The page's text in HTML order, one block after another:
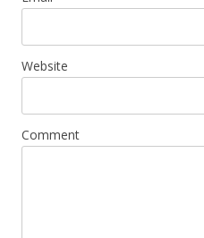
Website
Comment